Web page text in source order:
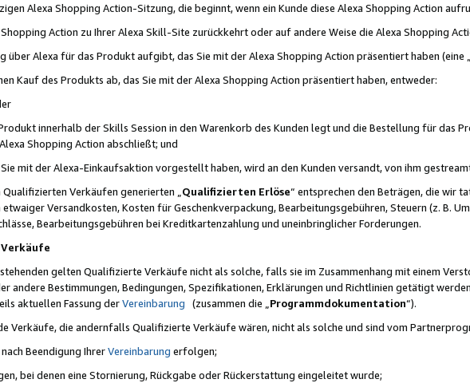
Alexa Shopping Action-Sitzung, die beginnt, wenn ein Kunde diese Alexa Shopping Action
Action zu Ihrer Alexa Skill-Site zurückkehrt oder auf andere Weise die Alexa Shopping
Alexa für das Produkt aufgibt, das Sie mit der Alexa Shopping Action präsentiert haben (eine „
Kauf des Produkts ab, das Sie mit der Alexa Shopping Action präsentiert haben, entweder:
innerhalb der Skills Session in den Warenkorb des Kunden legt und die Bestellung für das
Shopping Action abschließt; und
mit der Alexa-Einkaufsaktion vorgestellt haben, wird an den Kunden versandt, von ihm
Verkäufen generierten „ Qualifizierten Erlöse“ entsprechen den Beträgen, die wir
Versandkosten, Kosten für Geschenkverpackung, Bearbeitungsgebühren, Steuern (z. B.
Bearbeitungsgebühren bei Kreditkartenzahlung und uneinbringlicher Forderungen.
Verkäufe
gelten Qualifizierte Verkäufe nicht als solche, falls sie im Zusammenhang mit einem
andere Bestimmungen, Bedingungen, Spezifikationen, Erklärungen und Richtlinien getätigt
aktuellen Fassung derVereinbarung (zusammen die „ Programmdokumentation“).
Verkäufe, die andernfalls Qualifizierte Verkäufe wären, nicht als solche und sind vom
Beendigung IhrerVereinbarung erfolgen;
bei denen eine Stornierung, Rückgabe oder Rückerstattung eingeleitet wurde;